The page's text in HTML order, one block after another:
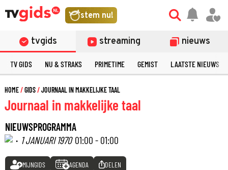
stem nu!
tvgids streaming nieuws
TV GIDS NU & STRAKS PRIMETIME GEMIST LAATSTE NIEUWS
HOME GIDS JOURNAAL IN MAKKELIJKE TAAL
Journaal in makkelijke taal
NIEUWSPROGRAMMA
· 1 JANUARI 1970 01:00 - 01:00
MIJNGIDS AGENDA DELEN